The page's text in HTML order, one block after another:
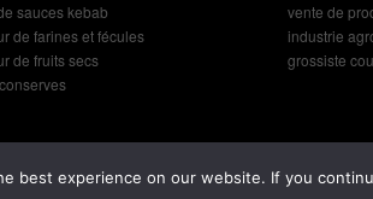
sauces kebab
de farines et fécules
de fruits secs
vente de
industrie
grossiste
Mentions légales
best experience on our website. If you